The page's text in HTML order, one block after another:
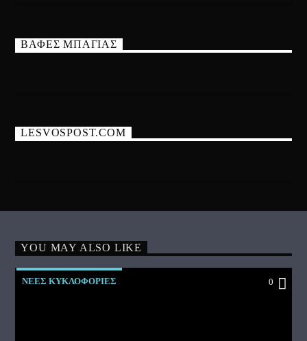
ΒΑΦΕΣ ΜΠΑΓΙΑΣ
LESVOSPOST.COM
YOU MAY ALSO LIKE
ΝΕΕΣ ΚΥΚΛΟΦΟΡΙΕΣ 0